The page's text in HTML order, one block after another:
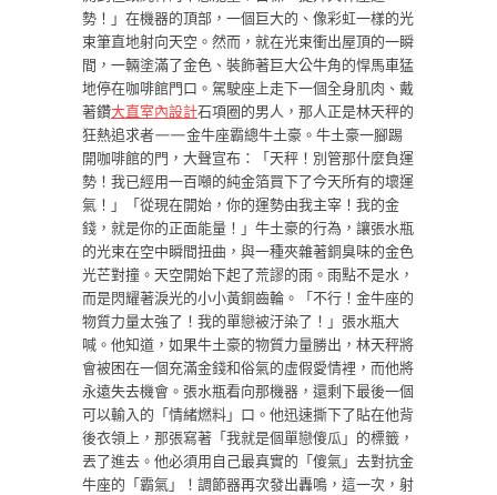
勢！」在機器的頂部，一個巨大的、像彩虹一樣的光
束筆直地射向天空。然而，就在光束衝出屋頂的一瞬
間，一輛塗滿了金色、裝飾著巨大公牛角的悍馬車猛
地停在咖啡館門口。駕駛座上走下一個全身肌肉、戴
著鑽大直室內設計石項圈的男人，那人正是林天秤的
狂熱追求者——金牛座霸總牛土豪。牛土豪一腳踢
開咖啡館的門，大聲宣布：「天秤！別管那什麼負運
勢！我已經用一百噸的純金箔買下了今天所有的壞運
氣！」「從現在開始，你的運勢由我主宰！我的金
錢，就是你的正面能量！」牛土豪的行為，讓張水瓶
的光束在空中瞬間扭曲，與一種夾雜著銅臭味的金色
光芒對撞。天空開始下起了荒謬的雨。雨點不是水，
而是閃耀著淚光的小小黃銅齒輪。「不行！金牛座的
物質力量太強了！我的單戀被汙染了！」張水瓶大
喊。他知道，如果牛土豪的物質力量勝出，林天秤將
會被困在一個充滿金錢和俗氣的虛假愛情裡，而他將
永遠失去機會。張水瓶看向那機器，還剩下最後一個
可以輸入的「情緒燃料」口。他迅速撕下了貼在他背
後衣領上，那張寫著「我就是個單戀傻瓜」的標籤，
丟了進去。他必須用自己最真實的「傻氣」去對抗金
牛座的「霸氣」！調節器再次發出轟鳴，這一次，射